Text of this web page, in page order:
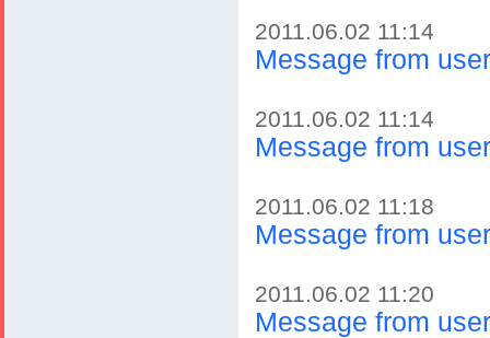
2011.06.02 11:14
Message from
2011.06.02 11:14
Message from
2011.06.02 11:18
Message from
2011.06.02 11:20
Message from